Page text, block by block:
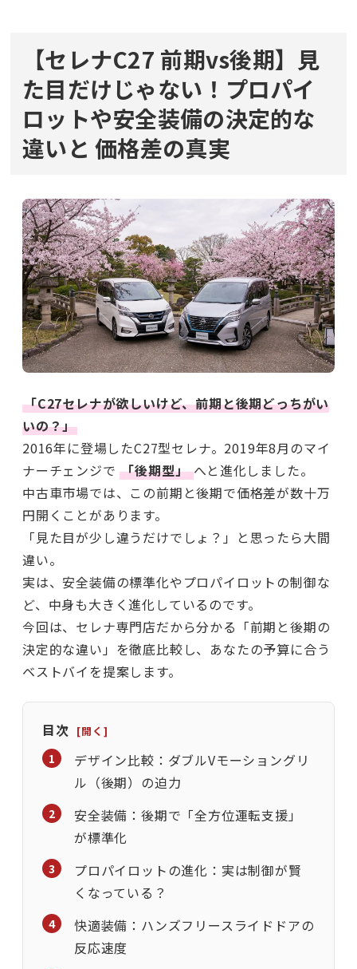
【セレナC27 前期vs後期】見
た目だけじゃない！プロパイ
ロットや安全装備の決定的な
違いと価格差の真実
「C27セレナが欲しいけど、前期と後期どっちがい
いの？」
2016年に登場したC27型セレナ。2019年8月のマイ
ナーチェンジで「後期型」へと進化しました。
中古車市場では、この前期と後期で価格差が数十万
円開くことがあります。
「見た目が少し違うだけでしょ？」と思ったら大間
違い。
実は、安全装備の標準化やプロパイロットの制御な
ど、中身も大きく進化しているのです。
今回は、セレナ専門店だから分かる「前期と後期の
決定的な違い」を徹底比較し、あなたの予算に合う
ベストバイを提案します。
目次
デザイン比較：ダブルVモーショングリ
ル（後期）の迫力
安全装備：後期で「全方位運転支援」
が標準化
プロパイロットの進化：実は制御が賢
くなっている？
快適装備：ハンズフリースライドドアの
反応速度